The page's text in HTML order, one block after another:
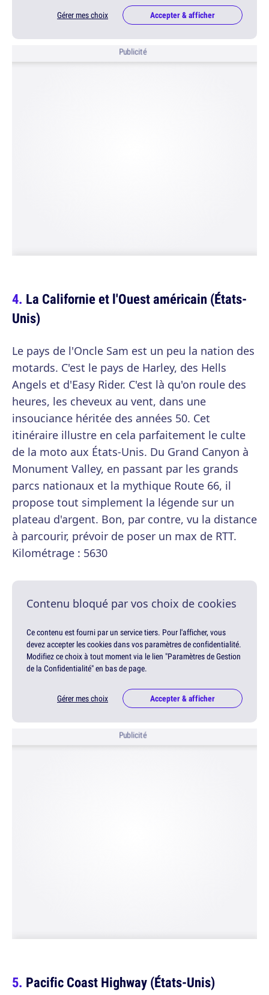
Gérer mes choix Accepter & afficher
Publicité
La Californie et l'Ouest américain (États-
Unis)
Le pays de l'Oncle Sam est un peu la nation des
motards. C'est le pays de Harley, des Hells
Angels et d'Easy Rider. C'est là qu'on roule des
heures, les cheveux au vent, dans une
insouciance héritée des années 50. Cet
itinéraire illustre en cela parfaitement le culte
de la moto aux États-Unis. Du Grand Canyon à
Monument Valley, en passant par les grands
parcs nationaux et la mythique Route 66, il
propose tout simplement la légende sur un
plateau d'argent. Bon, par contre, vu la distance
à parcourir, prévoir de poser un max de RTT.
Kilométrage : 5630
Contenu bloqué par vos choix de cookies
Ce contenu est fourni par un service tiers. Pour l'afficher, vous
devez accepter les cookies dans vos paramètres de confidentialité.
Modifiez ce choix à tout moment via le lien "Paramètres de Gestion
de la Confidentialité" en bas de page.
Gérer mes choix Accepter & afficher
Publicité
Pacific Coast Highway (États-Unis)